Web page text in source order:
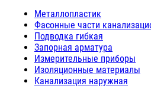
Металлопластик
Фасонные части
Подводка гибкая
Запорная арматура
Измерительные приборы
Изоляционные материалы
Канализация наружная